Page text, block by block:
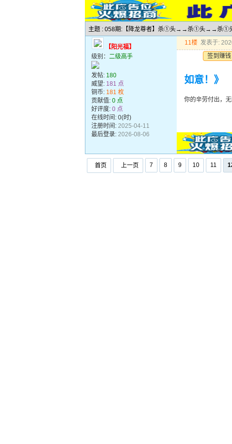
主题 : 058期:【降龙尊者】杀①头→→杀①头→→
【阳光福】
级别： 二级高手
发帖: 180
威望: 181 点
铜币: 181 枚
贡献值: 0 点
好评度: 0 点
在线时间: 0(时)
注册时间: 2025-04-11
最后登录: 2026-08-06
11楼 发表于:
签到赚钱
如意！》
你的辛劳付出，
首页 上一页 7 8 9 10 11